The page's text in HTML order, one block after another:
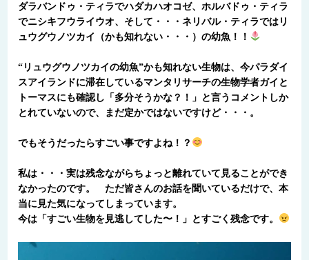
ダラバンドゥ・ティラでハダカハオコゼ、ホルバドゥ・ティラ
でニシキフウライウオ、そして・・・ネリバル・ティラではリ
ュウグウノツカイ（かも知れない・・・）の幼魚！！
“リュウグウノツカイの幼魚”かも知れない生物は、今パラダイ
スアイランドに滞在しているマンタリサーチの生物学者ガイと
トーマスにも確認し「多分そうかな？！」と言うコメントしか
とれていないので、まだ定かではないですけど・・・。
でもそうだったらすごい事ですよね！？
私は・・・実は残念ながらちょっと離れていて見ることができ
なかったのです。 ただ皆さんのお話を聞いているだけで、本
当に見た気になってしまっています。
今は「すごい生物を見逃してした〜！」とすごく残念です。